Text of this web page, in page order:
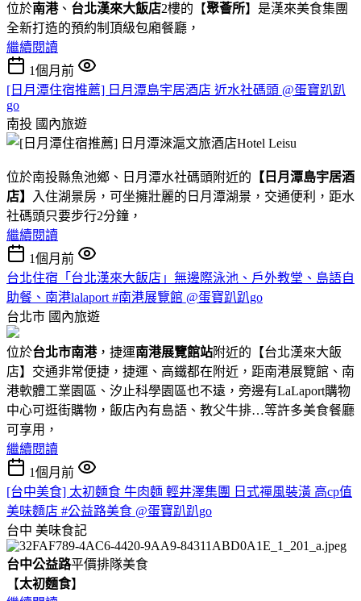
位於南港、 台北漢來大飯店2樓的【聚薈所】是漢來美食集團
全新打造的預約制頂級包廂餐廳，
繼續閱讀
1個月前
[日月潭住宿推薦] 日月潭島宇居酒店 近水社碼頭 @蛋寶趴趴
go
南投 國內旅遊
位於南投縣魚池鄉、日月潭水社碼頭附近的 【日月潭島宇居酒
店】
入住湖景房，可坐擁壯麗的日月潭湖景，交通便利，距水
社碼頭只要步行2分鐘，
繼續閱讀
1個月前
台北住宿「台北漢來大飯店」無邊際泳池、戶外教堂、島語自
助餐、南港lalaport #南港展覽館 @蛋寶趴趴go
台北市 國內旅遊
位於台北市南港，捷運南港展覽館站附近的【台北漢來大飯
店】交通非常便捷，捷運、高鐵都在附近，距南港展覽館、南
港軟體工業園區、汐止科學園區也不遠，旁邊有LaLaport購物
中心可逛街購物，飯店內有島語、教父牛排…等許多美食餐廳
可享用，
繼續閱讀
1個月前
[台中美食] 太初麵食 牛肉麵 輕井澤集團 日式禪風裝潢 高cp值
美味麵店 #公益路美食 @蛋寶趴趴go
台中 美味食記
台中公益路平價排隊美食
【太初麵食】